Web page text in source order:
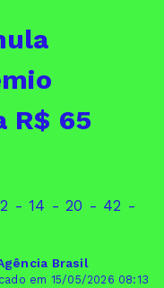
R$ 65
- 14 - 20 - 42 -
Brasil
em 15/05/2026 08:13